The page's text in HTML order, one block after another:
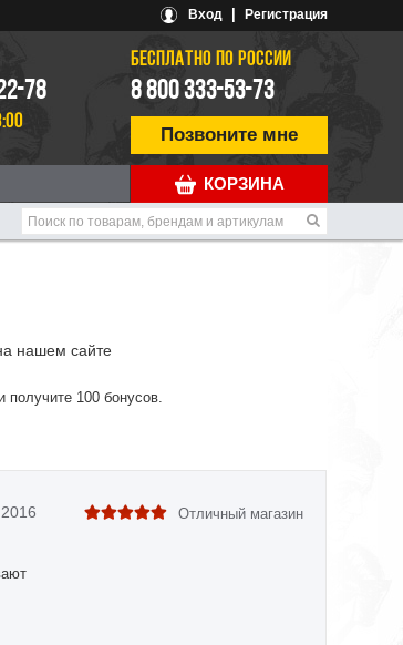
Вход Регистрация
78
БЕСПЛАТНО ПО РОССИИ
8 800 333-53-73
Позвоните мне
КОРЗИНА
нашем сайте
получите 100 бонусов.
Отличный магазин